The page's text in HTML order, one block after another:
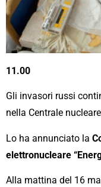
11.00
Gli invasori russi
nella Сentrale
Lo ha annunciato la
elettronucleare
Alla mattina del 16